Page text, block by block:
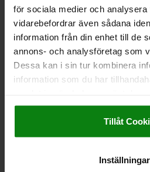
för sociala medier och
vidarebefordrar även sådana
information från din enhet till de
annons- och analysföretag som
Dessa kan i sin tur kombinera
information som du har
Impressum|Dataskydd|AGB
Tillåt
Inställningar
STÖD JUSTERBAR M12X19
STÅL
GÄNGA=M12 LÄNGD=80
GÄNGLÄNGD=19
E=22 F=22